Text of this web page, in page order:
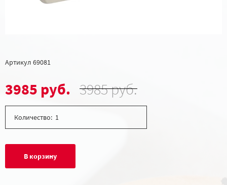
Артикул 69081
3985 руб. 3985 руб.
Количество:
В корзину